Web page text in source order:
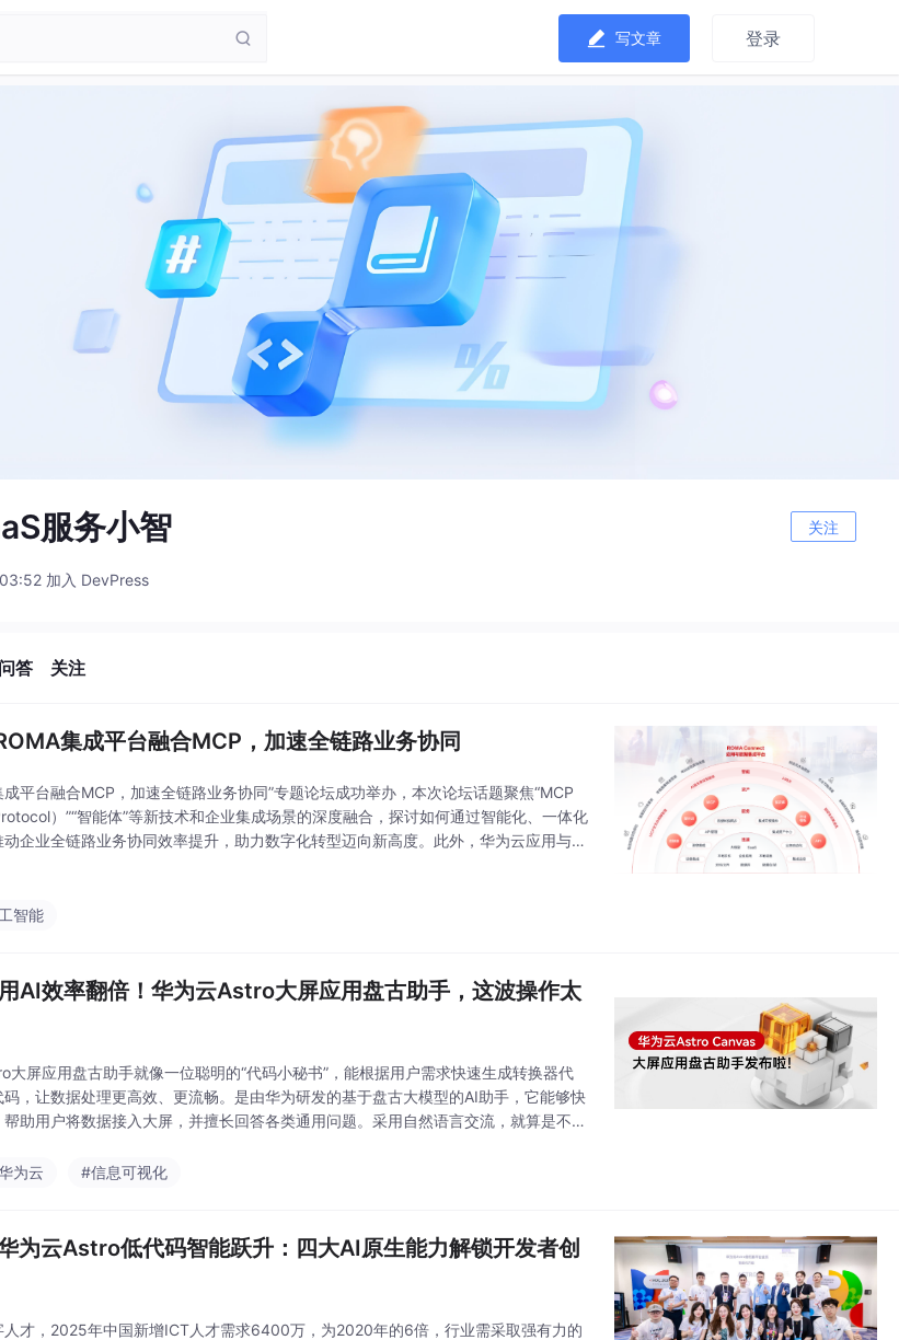
写文章 登录
服务小智 关注
加入 DevPress
答 关注
集成平台融合MCP，加速全链路业务协同
成平台融合MCP，加速全链路业务协同”专题论坛成功举办，本次论坛话题聚焦“MCP
）”“智能体”等新技术和企业集成场景的深度融合，探讨如何通过智能化、一体化
企业全链路业务协同效率提升，助力数字化转型迈向新高度。此外，华为云应用与数
智能
AI效率翻倍！华为云Astro大屏应用盘古助手，这波操作太
大屏应用盘古助手就像一位聪明的“代码小秘书”，能根据用户需求快速生成转换器代
，让数据处理更高效、更流畅。是由华为研发的基于盘古大模型的AI助手，它能够快
助用户将数据接入大屏，并擅长回答各类通用问题。采用自然语言交流，就算是不会
为云 #信息可视化
为云Astro低代码智能跃升：四大AI原生能力解锁开发者创
人才，2025年中国新增ICT人才需求6400万，为2020年的6倍，行业需采取强有力的